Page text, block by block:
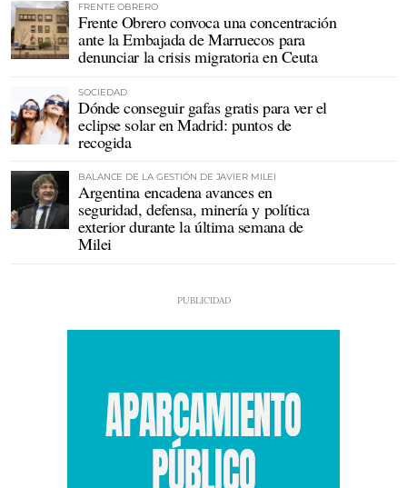
FRENTE OBRERO
Frente Obrero convoca una concentración
ante la Embajada de Marruecos para
denunciar la crisis migratoria en Ceuta
SOCIEDAD
Dónde conseguir gafas gratis para ver el
eclipse solar en Madrid: puntos de
recogida
BALANCE DE LA GESTIÓN DE JAVIER MILEI
Argentina encadena avances en
seguridad, defensa, minería y política
exterior durante la última semana de
Milei